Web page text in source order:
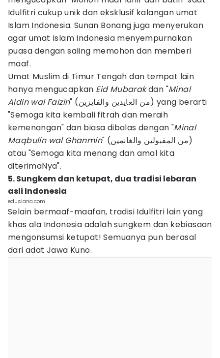
Idulfitri cukup unik dan eksklusif kalangan umat
Islam Indonesia. Sunan Bonang juga menyerukan
agar umat Islam Indonesia menyempurnakan
puasa dengan saling memohon dan memberi
maaf.
Umat Muslim di Timur Tengah dan tempat lain
hanya mengucapkan Eid Mubarakdan "Minal
Aidin wal Faizin" (من العايدين والفايزين) yang berarti
"Semoga kita kembali fitrah dan meraih
kemenangan" dan biasa dibalas dengan "Minal
Maqbulin wal Ghanmin" (من المقبولين والغانمين)
atau "Semoga kita menang dan amal kita
diterimaNya".
5. Sungkem dan ketupat, dua tradisi lebaran
asli Indonesia
edusiana.com
Selain bermaaf-maafan, tradisi Idulfitri lain yang
khas ala Indonesia adalah sungkem dan kebiasaan
mengonsumsi ketupat! Semuanya pun berasal
dari adat Jawa Kuno.